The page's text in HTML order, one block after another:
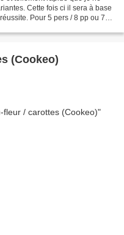
Cette fois ci il sera à base
Pour 5 pers / 8 pp ou 7
(Cookeo)